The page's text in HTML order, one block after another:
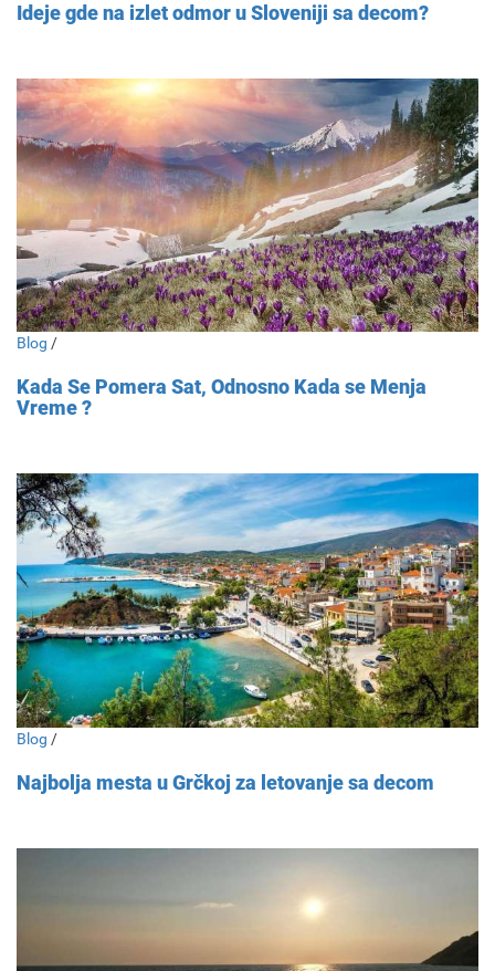
Ideje gde na izlet odmor u Sloveniji sa decom?
Blog /
Kada Se Pomera Sat, Odnosno Kada se Menja
Vreme ?
Blog /
Najbolja mesta u Grčkoj za letovanje sa decom